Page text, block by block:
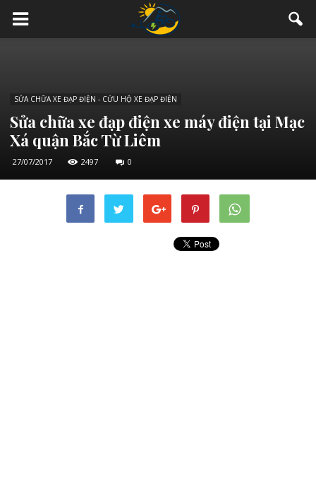
SỬA CHỮA XE ĐẠP ĐIỆN - CỨU HỘ XE ĐẠP ĐIỆN
Sửa chữa xe đạp điện xe máy điện tại Mạc
Xá quận Bắc Từ Liêm
27/07/2017 2497 0